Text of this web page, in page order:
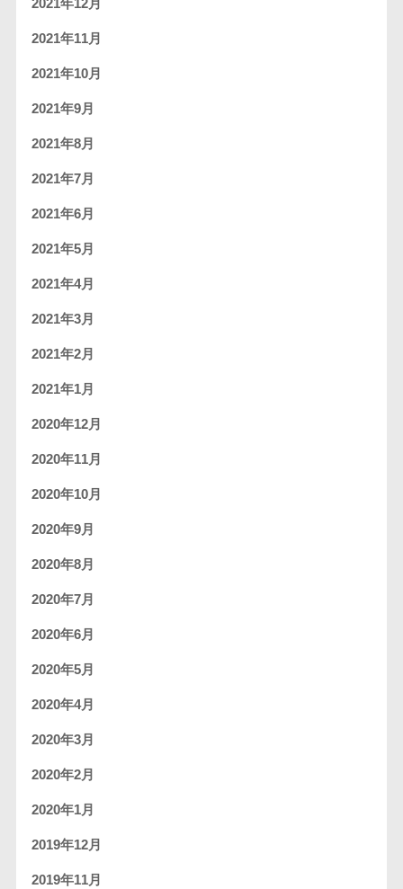
2021年12月
2021年11月
2021年10月
2021年9月
2021年8月
2021年7月
2021年6月
2021年5月
2021年4月
2021年3月
2021年2月
2021年1月
2020年12月
2020年11月
2020年10月
2020年9月
2020年8月
2020年7月
2020年6月
2020年5月
2020年4月
2020年3月
2020年2月
2020年1月
2019年12月
2019年11月